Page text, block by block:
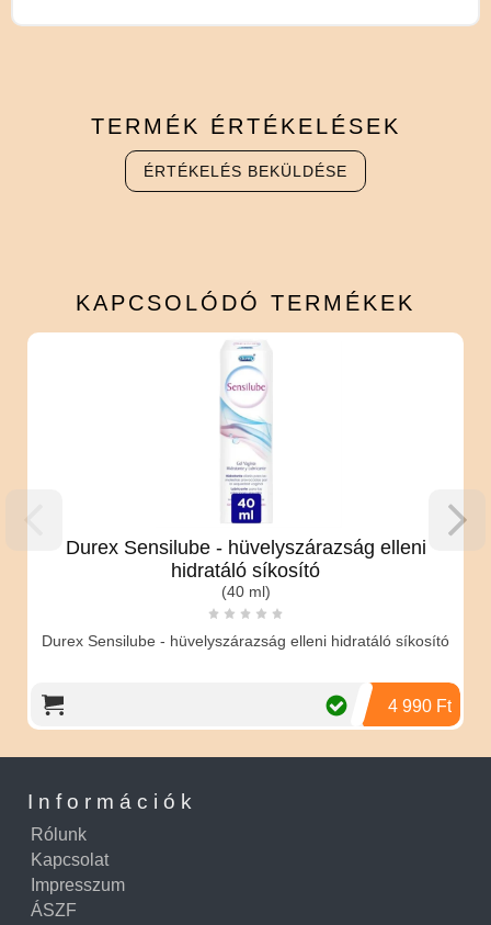
TERMÉK ÉRTÉKELÉSEK
ÉRTÉKELÉS BEKÜLDÉSE
KAPCSOLÓDÓ TERMÉKEK
Durex Sensilube - hüvelyszárazság elleni
hidratáló síkosító
(40 ml)
Durex Sensilube - hüvelyszárazság elleni hidratáló síkosító
4 990 Ft
Információk
Rólunk
Kapcsolat
Impresszum
ÁSZF